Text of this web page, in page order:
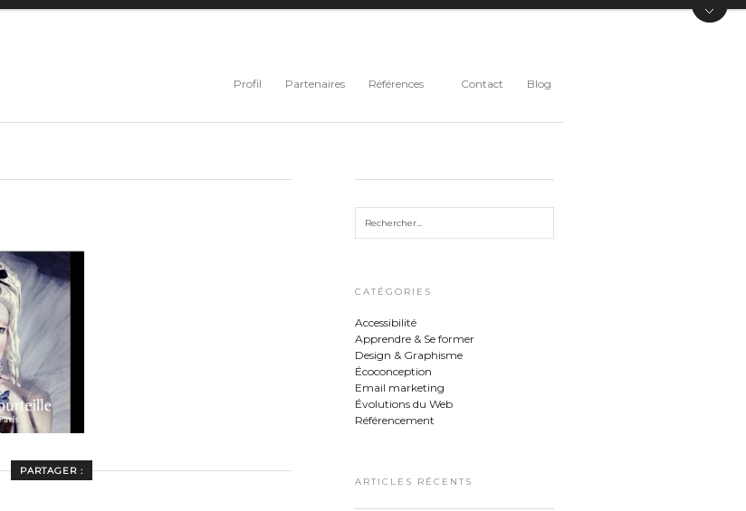
Profil Partenaires Références Contact Blog
PARTAGER :
CATÉGORIES
Accessibilité
Apprendre & Se former
Design & Graphisme
Écoconception
Email marketing
Évolutions du Web
Référencement
ARTICLES RÉCENTS